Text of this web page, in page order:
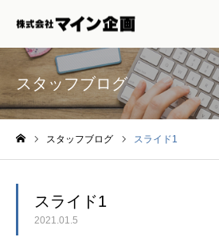
スタッフブログ
スタッフブログ スライド1
スライド1
2021.01.5